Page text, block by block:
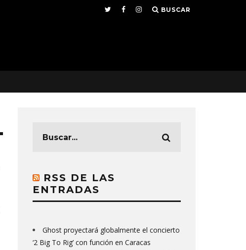
BUSCAR
RSS DE LAS
ENTRADAS
Ghost proyectará globalmente el concierto
‘2 Big To Rig’ con función en Caracas